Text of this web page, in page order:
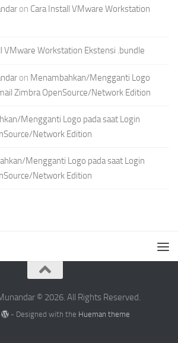
on Cara Install VMware Workstation
VMware Workstation Ekstensi .bundle
on Menambahkan/Mengganti Logo
Zimbra OpenSource/Network Edition
Mengganti Logo pada saat Login
Network Edition
Mengganti Logo pada saat Login
Network Edition
© 2026. All Rights Reserved.
- Designed with the Hueman theme